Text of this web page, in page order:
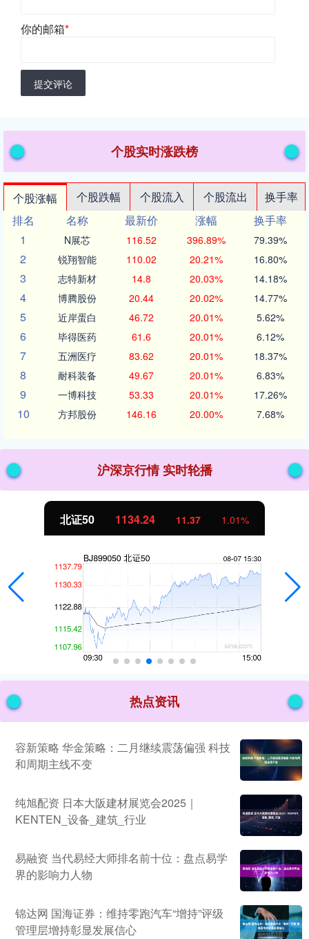
你的邮箱*
提交评论
个股实时涨跌榜
个股涨幅 个股跌幅 个股流入 个股流出
换手率
排名
名称 最新价 涨幅
换手率
1
N展芯 116.52 396.89% 79.39%
2 锐翔智能 110.02 20.21% 16.80%
3 志特新材 14.8 20.03% 14.18%
4 博腾股份 20.44 20.02% 14.77%
5 近岸蛋白 46.72 20.01% 5.62%
6 毕得医药 61.6 20.01% 6.12%
7 五洲医疗 83.62 20.01% 18.37%
8 耐科装备 49.67 20.01% 6.83%
9 一博科技 53.33 20.01% 17.26%
10 方邦股份 146.16 20.00% 7.68%
沪深京行情 实时轮播
北证50 1134.24 11.37 1.01%
热点资讯
容新策略 华金策略：二月继续震荡偏强 科技
和周期主线不变
纯旭配资 日本大阪建材展览会2025｜
KENTEN_设备_建筑_行业
易融资 当代易经大师排名前十位：盘点易学
界的影响力人物
锦达网 国海证券：维持零跑汽车“增持”评级
管理层增持彰显发展信心